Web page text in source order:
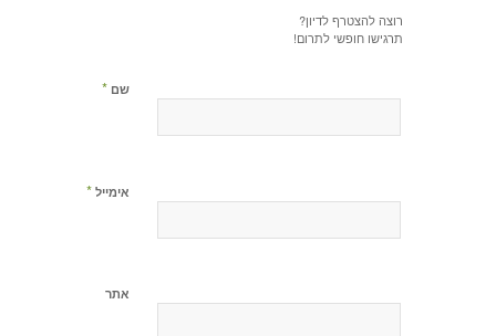
רוצה להצטרף לדיון?
תרגישו חופשי לתרום!
שם *
אימייל *
אתר